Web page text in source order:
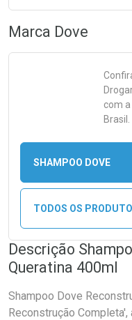
Marca Dove
com
Brasil.
SHAMPOO DOVE
TODOS OS
Descrição
Queratina 400ml
Shampoo Dove
Reconstrução